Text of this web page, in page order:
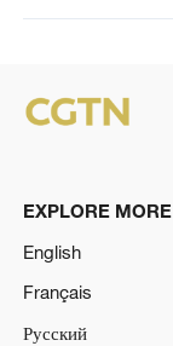
EXPLORE MORE
English
Français
Русский